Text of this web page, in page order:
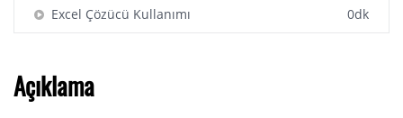
Excel Çözücü Kullanımı 0dk
Açıklama